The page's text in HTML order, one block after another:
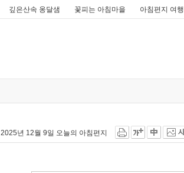
깊은산속 옹달샘 꽃피는 아침마을 아침편지 여행
2025년 12월 9일 오늘의 아침편지